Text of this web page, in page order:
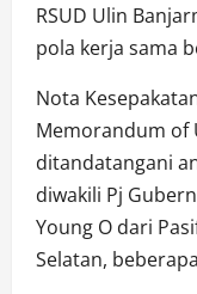
RSUD Ulin
pola kerja sama
Nota
Memorandum of
ditandatangani
diwakili Pj
Young O dari
Selatan,